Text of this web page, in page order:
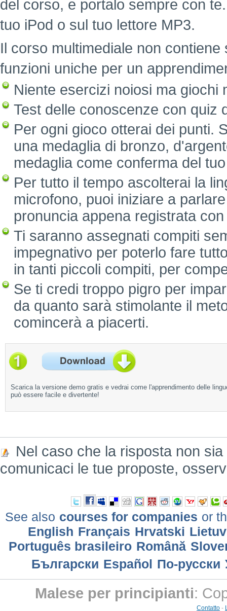
del corso, e portalo sempre con
tuo iPod o sul tuo lettore MP3.
Il corso multimediale non
funzioni uniche per un
Niente esercizi noiosi ma giochi
Test delle conoscenze con quiz
Per ogni gioco otterai dei punti.
una medaglia di bronzo,
medaglia come conferma del
Per tutto il tempo ascolterai la
microfono, puoi iniziare a
pronuncia appena registrata
Ti saranno assegnati compiti
impegnativo per poterlo fare
in tanti piccoli compiti, per
Se ti credi troppo pigro per
da quanto sarà stimolante il
comincerà a piacerti.
Scarica la versione demo gratis e vedrai come l'apprendimento delle
può essere facile e divertente!
Nel caso che la risposta non
comunicaci le tue proposte,
See also courses for companies or
English Français Hrvatski
Português brasileiro Română
Български Еspañol По-русски
Malese per principianti:
Contatto -